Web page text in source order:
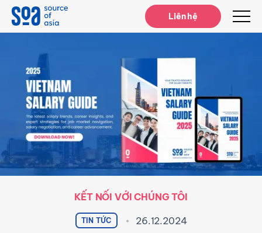
KẾT NỐI VỚI CHÚNG TÔI
TIN TỨC 26.12.2024
Liên hệ
Notifications